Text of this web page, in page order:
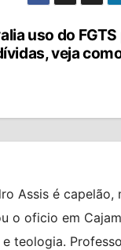
uso do
veja
Assis é capelão,
o oficio em
teologia.